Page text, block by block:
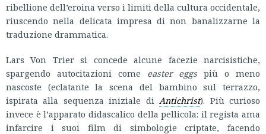
ribellione dell’eroina verso i limiti della cultura occidentale,
riuscendo nella delicata impresa di non banalizzarne la
traduzione drammatica.
Lars Von Trier si concede alcune facezie narcisistiche,
spargendo autocitazioni come easter eggspiù o meno
nascoste (eclatante la scena del bambino sul terrazzo,
ispirata alla sequenza iniziale di Antichrist). Più curioso
invece è l’apparato didascalico della pellicola: il regista ama
infarcire i suoi film di simbologie criptate, facendo